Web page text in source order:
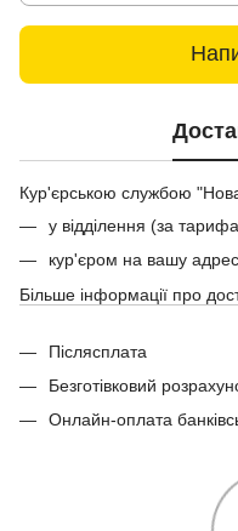
Кур'єрською службою
у відділення (за
кур'єром на вашу
Більше інформації про
Післясплата
Безготівковий
Онлайн-оплата